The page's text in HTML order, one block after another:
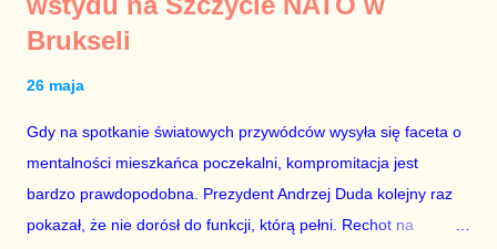
Brukseli
26 maja
Gdy na spotkanie światowych przywódców wysyła się faceta o
mentalności mieszkańca poczekalni, kompromitacja jest
bardzo prawdopodobna. Prezydent Andrzej Duda kolejny raz
pokazał, że nie dorósł do funkcji, którą pełni. Rechot na